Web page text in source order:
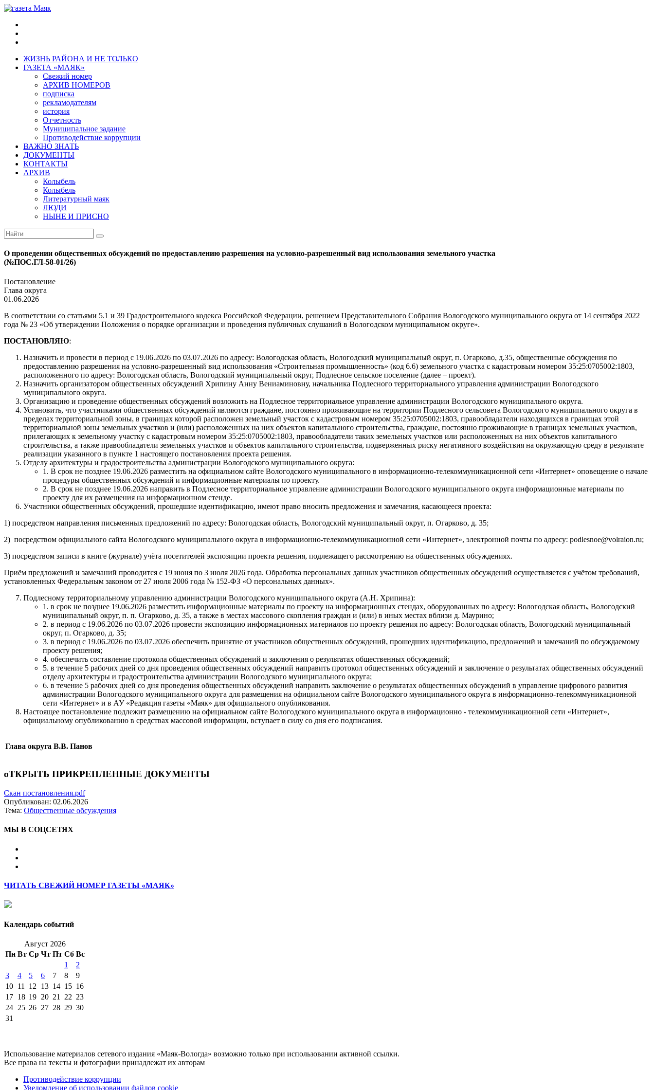
ЖИЗНЬ РАЙОНА И НЕ ТОЛЬКО
ГАЗЕТА «МАЯК»
Свежий номер
АРХИВ НОМЕРОВ
подписка
рекламодателям
история
Отчетность
Муниципальное задание
Противодействие коррупции
ВАЖНО ЗНАТЬ
ДОКУМЕНТЫ
КОНТАКТЫ
АРХИВ
Колыбель
Колыбель
Литературный маяк
ЛЮДИ
НЫНЕ И ПРИСНО
О проведении общественных обсуждений по предоставлению разрешения на условно-разрешенный вид использования земельного участка
(№ПОС.ГЛ-58-01/26)
Постановление
Глава округа
01.06.2026
В соответствии со статьями 5.1 и 39 Градостроительного кодекса Российской Федерации, решением Представительного Собрания Вологодского муниципального округа от 14 сентября 2022
года № 23 «Об утверждении Положения о порядке организации и проведения публичных слушаний в Вологодском муниципальном округе».
ПОСТАНОВЛЯЮ:
Назначить и провести в период с 19.06.2026 по 03.07.2026 по адресу: Вологодская область, Вологодский муниципальный округ, п. Огарково, д.35, общественные обсуждения по
предоставлению разрешения на условно-разрешенный вид использования «Строительная промышленность» (код 6.6) земельного участка с кадастровым номером 35:25:0705002:1803,
расположенного по адресу: Вологодская область, Вологодский муниципальный округ, Подлесное сельское поселение (далее – проект).
Назначить организатором общественных обсуждений Хрипину Анну Вениаминовну, начальника Подлесного территориального управления администрации Вологодского
муниципального округа.
Организацию и проведение общественных обсуждений возложить на Подлесное территориальное управление администрации Вологодского муниципального округа.
Установить, что участниками общественных обсуждений являются граждане, постоянно проживающие на территории Подлесного сельсовета Вологодского муниципального округа в
пределах территориальной зоны, в границах которой расположен земельный участок с кадастровым номером 35:25:0705002:1803, правообладатели находящихся в границах этой
территориальной зоны земельных участков и (или) расположенных на них объектов капитального строительства, граждане, постоянно проживающие в границах земельных участков,
прилегающих к земельному участку с кадастровым номером 35:25:0705002:1803, правообладатели таких земельных участков или расположенных на них объектов капитального
строительства, а также правообладатели земельных участков и объектов капитального строительства, подверженных риску негативного воздействия на окружающую среду в результате
реализации указанного в пункте 1 настоящего постановления проекта решения.
Отделу архитектуры и градостроительства администрации Вологодского муниципального округа:
1. В срок не позднее 19.06.2026 разместить на официальном сайте Вологодского муниципального в информационно-телекоммуникационной сети «Интернет» оповещение о начале
процедуры общественных обсуждений и информационные материалы по проекту.
2. В срок не позднее 19.06.2026 направить в Подлесное территориальное управление администрации Вологодского муниципального округа информационные материалы по
проекту для их размещения на информационном стенде.
Участники общественных обсуждений, прошедшие идентификацию, имеют право вносить предложения и замечания, касающееся проекта:
1) посредством направления письменных предложений по адресу: Вологодская область, Вологодский муниципальный округ, п. Огарково, д. 35;
2) посредством официального сайта Вологодского муниципального округа в информационно-телекоммуникационной сети «Интернет», электронной почты по адресу: podlesnoe@volraion.ru;
3) посредством записи в книге (журнале) учёта посетителей экспозиции проекта решения, подлежащего рассмотрению на общественных обсуждениях.
Приём предложений и замечаний проводится с 19 июня по 3 июля 2026 года. Обработка персональных данных участников общественных обсуждений осуществляется с учётом требований,
установленных Федеральным законом от 27 июля 2006 года № 152-ФЗ «О персональных данных».
Подлесному территориальному управлению администрации Вологодского муниципального округа (А.Н. Хрипина):
1. в срок не позднее 19.06.2026 разместить информационные материалы по проекту на информационных стендах, оборудованных по адресу: Вологодская область, Вологодский
муниципальный округ, п. п. Огарково, д. 35, а также в местах массового скопления граждан и (или) в иных местах вблизи д. Маурино;
2. в период с 19.06.2026 по 03.07.2026 провести экспозицию информационных материалов по проекту решения по адресу: Вологодская область, Вологодский муниципальный
округ, п. Огарково, д. 35;
3. в период с 19.06.2026 по 03.07.2026 обеспечить принятие от участников общественных обсуждений, прошедших идентификацию, предложений и замечаний по обсуждаемому
проекту решения;
4. обеспечить составление протокола общественных обсуждений и заключения о результатах общественных обсуждений;
5. в течение 5 рабочих дней со дня проведения общественных обсуждений направить протокол общественных обсуждений и заключение о результатах общественных обсуждений
отделу архитектуры и градостроительства администрации Вологодского муниципального округа;
6. в течение 5 рабочих дней со дня проведения общественных обсуждений направить заключение о результатах общественных обсуждений в управление цифрового развития
администрации Вологодского муниципального округа для размещения на официальном сайте Вологодского муниципального округа в информационно-телекоммуникационной
сети «Интернет» и в АУ «Редакция газеты «Маяк» для официального опубликования.
Настоящее постановление подлежит размещению на официальном сайте Вологодского муниципального округа в информационно - телекоммуникационной сети «Интернет»,
официальному опубликованию в средствах массовой информации, вступает в силу со дня его подписания.
Глава округа В.В. Панов
оТКРЫТЬ ПРИКРЕПЛЕННЫЕ ДОКУМЕНТЫ
Скан постановления.pdf
Опубликован: 02.06.2026
Тема: Общественные обсуждения
МЫ В СОЦСЕТЯХ
ЧИТАТЬ СВЕЖИЙ НОМЕР ГАЗЕТЫ «МАЯК»
Календарь событий
Август 2026
Пн Вт Ср Чт Пт Сб Вс
1
2
3
4 5 6 7 8
9
10 11 12 13 14 15 16
17 18 19 20 21 22 23
24 25 26 27 28 29 30
31
Использование материалов сетевого издания «Маяк-Вологда» возможно только при использовании активной ссылки.
Все права на тексты и фотографии принадлежат их авторам
Противодействие коррупции
Уведомление об использовании файлов cookie